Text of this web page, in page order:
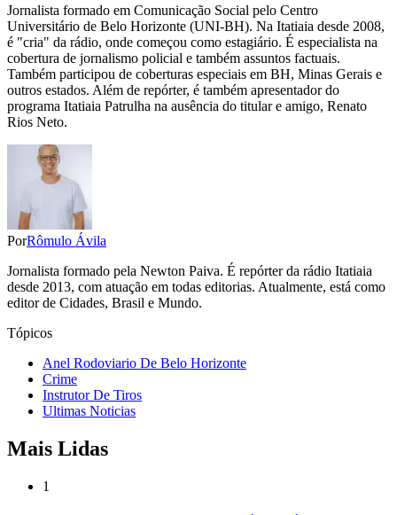
Jornalista formado em Comunicação Social pelo Centro
Universitário de Belo Horizonte (UNI-BH). Na Itatiaia desde 2008,
é "cria" da rádio, onde começou como estagiário. É especialista na
cobertura de jornalismo policial e também assuntos factuais.
Também participou de coberturas especiais em BH, Minas Gerais e
outros estados. Além de repórter, é também apresentador do
programa Itatiaia Patrulha na ausência do titular e amigo, Renato
Rios Neto.
PorRômulo Ávila
Jornalista formado pela Newton Paiva. É repórter da rádio Itatiaia
desde 2013, com atuação em todas editorias. Atualmente, está como
editor de Cidades, Brasil e Mundo.
Tópicos
Anel Rodoviario De Belo Horizonte
Crime
Instrutor De Tiros
Ultimas Noticias
Mais Lidas
1